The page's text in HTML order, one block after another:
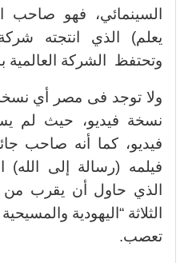
السينمائي، فهو صاحب
يعلم) الذي انتجته
وتحتفظ الشركة العالمية
ولا توجد فى مصر أي
نسخة فيديو، حيث لم
فيديو، كما أنه صاحب
فيلمه (رسالة إلى الله)
الذي حاول أن يقرب من
الثلاثة “اليهودية
تعصب.